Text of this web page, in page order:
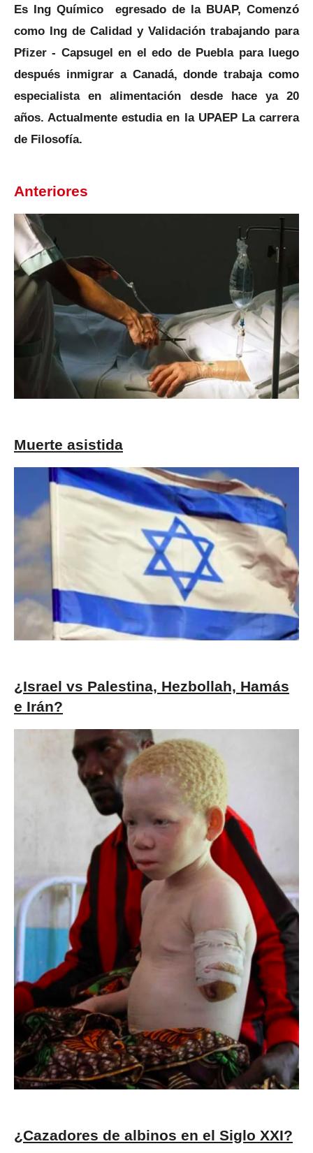
Es Ing Químico egresado de la BUAP, Comenzó
como Ing de Calidad y Validación trabajando para
Pfizer - Capsugel en el edo de Puebla para luego
después inmigrar a Canadá, donde trabaja como
especialista en alimentación desde hace ya 20
años. Actualmente estudia en la UPAEP La carrera
de Filosofía.
Anteriores
Muerte asistida
¿Israel vs Palestina, Hezbollah, Hamás
e Irán?
¿Cazadores de albinos en el Siglo XXI?